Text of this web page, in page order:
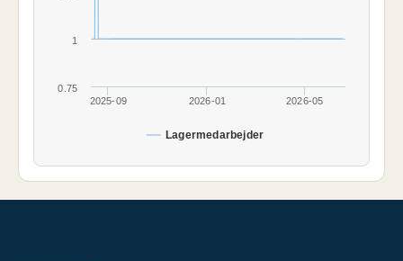
Lagermedarbejder
2026-01
2025-09 2026-05
1
0.75